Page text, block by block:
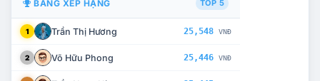
BẢNG XẾP HẠNG TOP 5
1 Trần Thị Hương 25,548 VNĐ
2 Võ Hữu Phong 25,446 VNĐ